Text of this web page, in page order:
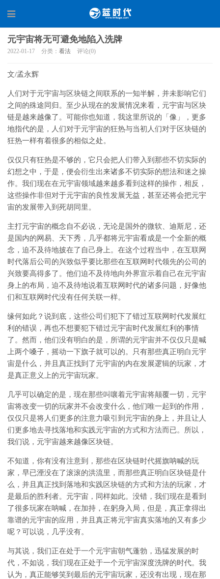
元宇宙将无可避免地陷入洗牌
2022-01-17 分类： 看法 评论(0)
文/孟永辉
人们对于元宇宙与区块链之间联系的一知半解，并未影响它们
之间的殊途同归。至少从现在的发展情况来看，元宇宙与区块
链是越来越像了。可能你也知道，我这里所说的「像」，更多
地指代的是，人们对于元宇宙的狂热与当初人们对于区块链的
狂热一样有着很多的相似之处。
仅仅只有狂热是不够的，它只会把人们带入到那些不切实际的
幻想之中，于是，便会衍生出来诸多不切实际的想法和迷之操
作。我们现在在元宇宙领域越来越多看到这样的操作，相反，
这些操作非但对于元宇宙的良性发展无益，甚至还将会把元宇
宙的发展带入到死胡同里。
主打元宇宙的概念自不必说，无论是国外的微软、迪斯尼，还
是国内的网易、天下秀，几乎都将元宇宙看成是一个全新的概
念，迫不及待地披在了自己身上。在这个过程当中，在互联网
时代落后公司的兴致似乎要比那些在互联网时代领先的公司的
兴致要高得多了。他们迫不及待地向外界宣示着自己在元宇宙
身上的布局，迫不及待地说着互联网时代的诸多问题，好像他
们和互联网时代没有任何关联一样。
缘何如此？说到底，这些公司们犯下了错过互联网时代发展红
利的错误，再也不想要犯下错过元宇宙时代发展红利的事情
了。然而，他们没有明白的是，所谓的元宇宙并不仅仅只是喊
上两个嗓子，摇动一下旗子就可以的。只有那些真正明白元宇
宙是什么，并且真正找到了元宇宙的内在发展逻辑的玩家，才
是真正意义上的元宇宙玩家。
几乎可以确定的是，现在那些叫嚷着元宇宙将颠覆一切，元宇
宙将改变一切的玩家并不会改变什么，他们唯一起到的作用，
仅仅只是将人们更多的注意力吸引到元宇宙的身上，并且让人
们更多地去寻找落地和实践元宇宙的方式和方法而已。所以，
我们说，元宇宙越来越像区块链。
不知道，你有没有注意到，那些在区块链时代摇旗呐喊的玩
家，早已湮没在了滚滚的洪流里，而那些真正明白区块链是什
么，并且真正找到落地和实践区块链的方式和方法的玩家，才
是最后的胜利者。元宇宙，同样如此。没错，我们现在是看到
了很多玩家在呐喊，在加持，在躬身入局，但是，真正拿得出
靠谱的元宇宙的应用，并且真正将元宇宙真实落地的又有多少
呢？可以说，几乎没有。
与其说，我们正在处于一个元宇宙朝气蓬勃，迅猛发展的时
代，不如说，我们现在正处于一个元宇宙深度洗牌的时代。我
认为，真正能够笑到最后的元宇宙玩家，还没有出现，现在那